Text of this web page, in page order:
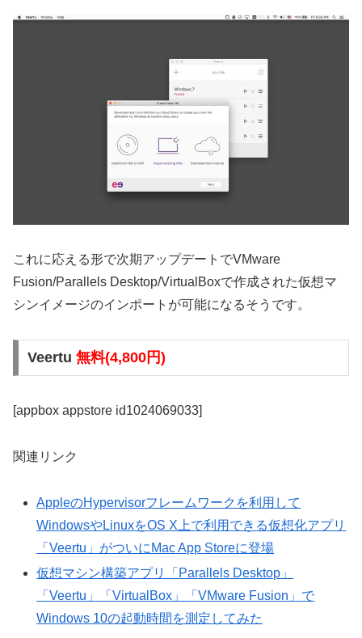
これに応える形で次期アップデートでVMware
Fusion/Parallels Desktop/VirtualBoxで作成された仮想マ
シンイメージのインポートが可能になるそうです。
Veertu 無料(4,800円)
[appbox appstore id1024069033]
関連リンク
AppleのHypervisorフレームワークを利用して
WindowsやLinuxをOS X上で利用できる仮想化アプリ
「Veertu」がついにMac App Storeに登場
仮想マシン構築アプリ「Parallels Desktop」
「Veertu」「VirtualBox」「VMware Fusion」で
Windows 10の起動時間を測定してみた